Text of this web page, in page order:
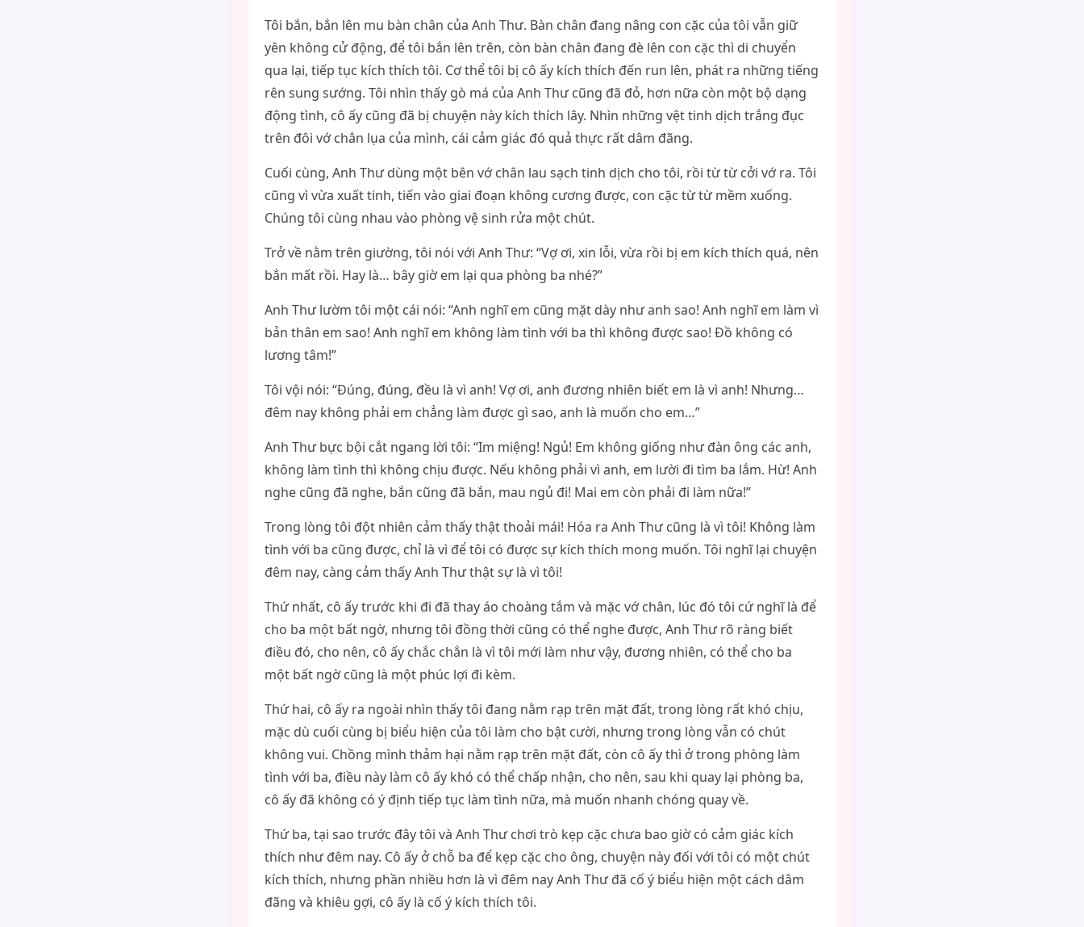
Tôi bắn, bắn lên mu bàn chân của Anh Thư. Bàn chân đang nâng con cặc của tôi vẫn giữ
yên không cử động, để tôi bắn lên trên, còn bàn chân đang đè lên con cặc thì di chuyển
qua lại, tiếp tục kích thích tôi. Cơ thể tôi bị cô ấy kích thích đến run lên, phát ra những tiếng
rên sung sướng. Tôi nhìn thấy gò má của Anh Thư cũng đã đỏ, hơn nữa còn một bộ dạng
động tình, cô ấy cũng đã bị chuyện này kích thích lây. Nhìn những vệt tinh dịch trắng đục
trên đôi vớ chân lụa của mình, cái cảm giác đó quả thực rất dâm đãng.
Cuối cùng, Anh Thư dùng một bên vớ chân lau sạch tinh dịch cho tôi, rồi từ từ cởi vớ ra. Tôi
cũng vì vừa xuất tinh, tiến vào giai đoạn không cương được, con cặc từ từ mềm xuống.
Chúng tôi cùng nhau vào phòng vệ sinh rửa một chút.
Trở về nằm trên giường, tôi nói với Anh Thư: “Vợ ơi, xin lỗi, vừa rồi bị em kích thích quá, nên
bắn mất rồi. Hay là… bây giờ em lại qua phòng ba nhé?”
Anh Thư lườm tôi một cái nói: “Anh nghĩ em cũng mặt dày như anh sao! Anh nghĩ em làm vì
bản thân em sao! Anh nghĩ em không làm tình với ba thì không được sao! Đồ không có
lương tâm!”
Tôi vội nói: “Đúng, đúng, đều là vì anh! Vợ ơi, anh đương nhiên biết em là vì anh! Nhưng…
đêm nay không phải em chẳng làm được gì sao, anh là muốn cho em…”
Anh Thư bực bội cắt ngang lời tôi: “Im miệng! Ngủ! Em không giống như đàn ông các anh,
không làm tình thì không chịu được. Nếu không phải vì anh, em lười đi tìm ba lắm. Hừ! Anh
nghe cũng đã nghe, bắn cũng đã bắn, mau ngủ đi! Mai em còn phải đi làm nữa!”
Trong lòng tôi đột nhiên cảm thấy thật thoải mái! Hóa ra Anh Thư cũng là vì tôi! Không làm
tình với ba cũng được, chỉ là vì để tôi có được sự kích thích mong muốn. Tôi nghĩ lại chuyện
đêm nay, càng cảm thấy Anh Thư thật sự là vì tôi!
Thứ nhất, cô ấy trước khi đi đã thay áo choàng tắm và mặc vớ chân, lúc đó tôi cứ nghĩ là để
cho ba một bất ngờ, nhưng tôi đồng thời cũng có thể nghe được, Anh Thư rõ ràng biết
điều đó, cho nên, cô ấy chắc chắn là vì tôi mới làm như vậy, đương nhiên, có thể cho ba
một bất ngờ cũng là một phúc lợi đi kèm.
Thứ hai, cô ấy ra ngoài nhìn thấy tôi đang nằm rạp trên mặt đất, trong lòng rất khó chịu,
mặc dù cuối cùng bị biểu hiện của tôi làm cho bật cười, nhưng trong lòng vẫn có chút
không vui. Chồng mình thảm hại nằm rạp trên mặt đất, còn cô ấy thì ở trong phòng làm
tình với ba, điều này làm cô ấy khó có thể chấp nhận, cho nên, sau khi quay lại phòng ba,
cô ấy đã không có ý định tiếp tục làm tình nữa, mà muốn nhanh chóng quay về.
Thứ ba, tại sao trước đây tôi và Anh Thư chơi trò kẹp cặc chưa bao giờ có cảm giác kích
thích như đêm nay. Cô ấy ở chỗ ba để kẹp cặc cho ông, chuyện này đối với tôi có một chút
kích thích, nhưng phần nhiều hơn là vì đêm nay Anh Thư đã cố ý biểu hiện một cách dâm
đãng và khiêu gợi, cô ấy là cố ý kích thích tôi.